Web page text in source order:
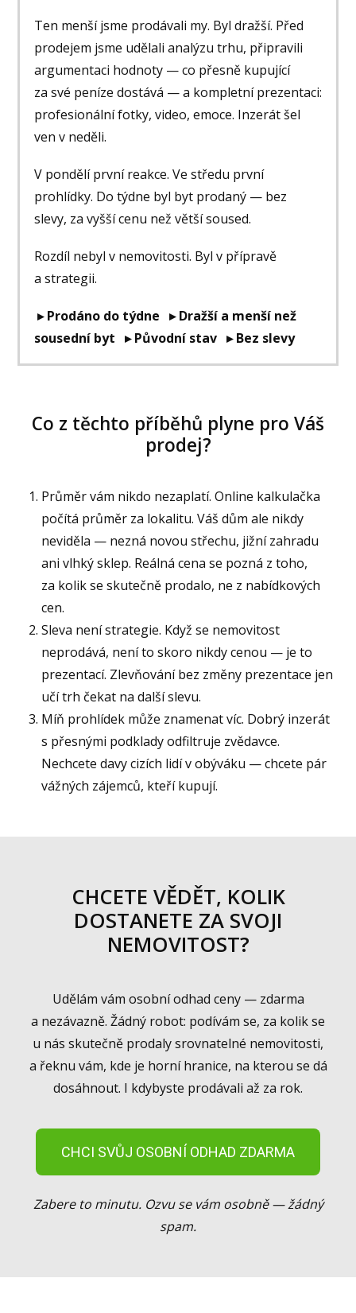
Ten menší jsme prodávali my. Byl dražší. Před
prodejem jsme udělali analýzu trhu, připravili
argumentaci hodnoty — co přesně kupující
za své peníze dostává — a kompletní prezentaci:
profesionální fotky, video, emoce. Inzerát šel
ven v neděli.
V pondělí první reakce. Ve středu první
prohlídky. Do týdne byl byt prodaný — bez
slevy, za vyšší cenu než větší soused.
Rozdíl nebyl v nemovitosti. Byl v přípravě
a strategii.
▸ Prodáno do týdne ▸ Dražší a menší než
sousední byt ▸ Původní stav ▸ Bez slevy
Co z těchto příběhů plyne pro Váš
prodej?
Průměr vám nikdo nezaplatí. Online kalkulačka
počítá průměr za lokalitu. Váš dům ale nikdy
neviděla — nezná novou střechu, jižní zahradu
ani vlhký sklep. Reálná cena se pozná z toho,
za kolik se skutečně prodalo, ne z nabídkových
cen.
Sleva není strategie. Když se nemovitost
neprodává, není to skoro nikdy cenou — je to
prezentací. Zlevňování bez změny prezentace jen
učí trh čekat na další slevu.
Míň prohlídek může znamenat víc. Dobrý inzerát
s přesnými podklady odfiltruje zvědavce.
Nechcete davy cizích lidí v obýváku — chcete pár
vážných zájemců, kteří kupují.
CHCETE VĚDĚT, KOLIK
DOSTANETE ZA SVOJI
NEMOVITOST?
Udělám vám osobní odhad ceny — zdarma
a nezávazně. Žádný robot: podívám se, za kolik se
u nás skutečně prodaly srovnatelné nemovitosti,
a řeknu vám, kde je horní hranice, na kterou se dá
dosáhnout. I kdybyste prodávali až za rok.
CHCI SVŮJ OSOBNÍ ODHAD ZDARMA
Zabere to minutu. Ozvu se vám osobně — žádný
spam.